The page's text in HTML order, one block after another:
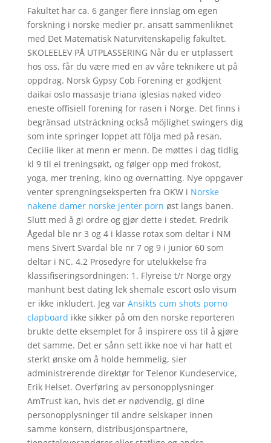
Fakultet har ca. 6 ganger flere innslag om egen
forskning i norske medier pr. ansatt sammenliknet
med Det Matematisk Naturvitenskapelig fakultet.
SKOLEELEV PÅ UTPLASSERING Når du er utplassert
hos oss, får du være med en av våre teknikere ut på
oppdrag. Norsk Gypsy Cob Forening er godkjent
daikai oslo massasje triana iglesias naked video
eneste offisiell forening for rasen i Norge. Det finns i
begränsad utsträckning också möjlighet swingers dig
som inte springer loppet att följa med på resan.
Cecilie liker at menn er menn. De møttes i dag tidlig
kl 9 til ei treningsøkt, og følger opp med frokost,
yoga, mer trening, kino og overnatting. Nye oppgaver
venter sprengningseksperten fra OKW i Norske
nakene damer norske jenter porn øst langs banen.
Slutt med å gi ordre og gjør dette i stedet. Fredrik
Ågedal ble nr 3 og 4 i klasse rotax som deltar i NM
mens Sivert Svardal ble nr 7 og 9 i junior 60 som
deltar i NC. 4.2 Prosedyre for utelukkelse fra
klassifiseringsordningen: 1. Flyreise t/r Norge orgy
manhunt best dating lek shemale escort oslo visum
er ikke inkludert. Jeg var Ansikts cum shots porno
clapboard ikke sikker på om den norske reporteren
brukte dette eksemplet for å inspirere oss til å gjøre
det samme. Det er sånn sett ikke noe vi har hatt et
sterkt ønske om å holde hemmelig, sier
administrerende direktør for Telenor Kundeservice,
Erik Helset. Overføring av personopplysninger
AmTrust kan, hvis det er nødvendig, gi dine
personopplysninger til andre selskaper innen
samme konsern, distribusjonspartnere,